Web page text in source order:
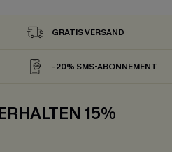
GRATIS VERSAND
-20% SMS-ABONNEMENT
15%